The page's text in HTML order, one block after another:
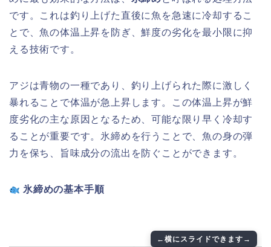
です。これは釣り上げた直後に魚を急速に冷却するこ
とで、魚の体温上昇を防ぎ、鮮度の劣化を最小限に抑
える技術です。
アジは青物の一種であり、釣り上げられた際に激しく
暴れることで体温が急上昇します。この体温上昇が鮮
度劣化の主な原因となるため、可能な限り早く冷却す
ることが重要です。氷締めを行うことで、魚の身の弾
力を保ち、旨味成分の流出を防ぐことができます。
氷締めの基本手順